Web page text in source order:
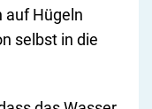
auf Hügeln
selbst in die